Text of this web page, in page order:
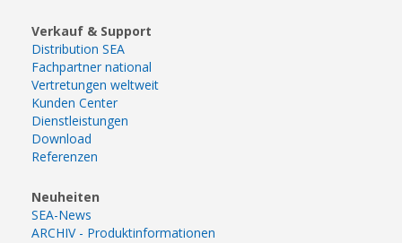
Verkauf & Support
Distribution SEA
Fachpartner national
Vertretungen weltweit
Kunden Center
Dienstleistungen
Download
Referenzen
Neuheiten
SEA-News
ARCHIV - Produktinformationen